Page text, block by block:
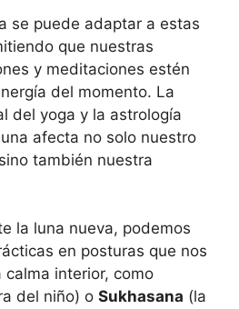
se puede adaptar a estas
que nuestras
y meditaciones estén
del momento. La
del yoga y la astrología
afecta no solo nuestro
también nuestra
la luna nueva, podemos
en posturas que nos
interior, como
del niño) o Sukhasana (la